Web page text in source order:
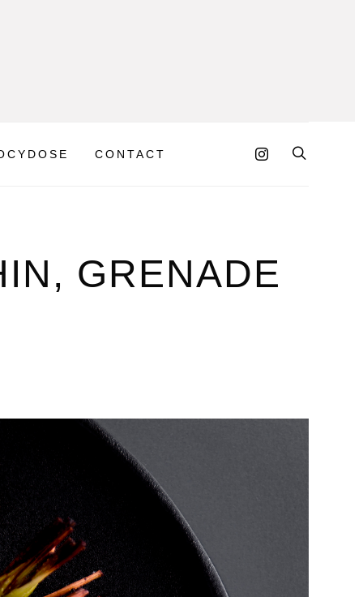
CONTACT
GRENADE